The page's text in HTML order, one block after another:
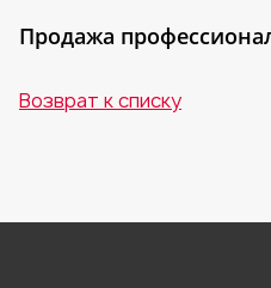
Продажа
Возврат к списку